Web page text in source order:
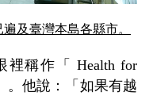
及臺灣本島各縣市。
稱作「 Health for
。他說：「如果有越